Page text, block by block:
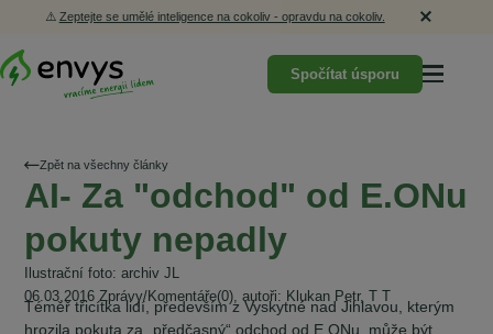
⚠️ Zeptejte se umělé inteligence na cokoliv - opravdu na cokoliv.
Spočítat úsporu
Zpět na všechny články
AI- Za "odchod" od E.ONu
pokuty nepadly
Ilustrační foto: archiv JL
06.03.2016 Zprávy/Komentáře(0), autoři: Klukan Petr, T T
Téměř třicítka lidí, především z Vyskytné nad Jihlavou, kterým
hrozila pokuta za „předčasný“ odchod od E.ONu, může být